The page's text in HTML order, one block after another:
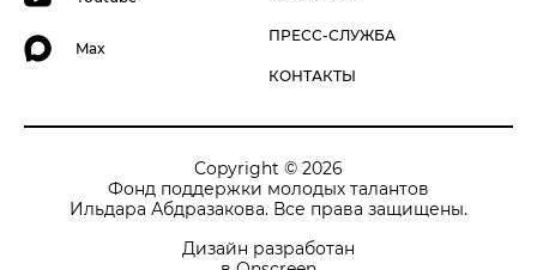
ПРЕСС-СЛУЖБА
КОНТАКТЫ
Max
Copyright © 2026
Фонд поддержки молодых талантов
Ильдара Абдразакова. Все права защищены.
Дизайн разработан